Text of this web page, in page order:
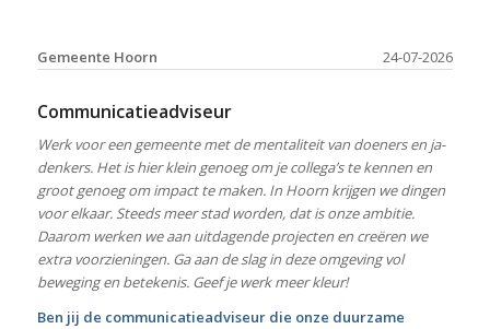
24-07-2026
Gemeente Hoorn
Communicatieadviseur
Werk voor een gemeente met de mentaliteit van doeners en ja-
denkers. Het is hier klein genoeg om je collega’s te kennen en
groot genoeg om impact te maken. In Hoorn krijgen we dingen
voor elkaar. Steeds meer stad worden, dat is onze ambitie.
Daarom werken we aan uitdagende projecten en creëren we
extra voorzieningen. Ga aan de slag in deze omgeving vol
beweging en betekenis. Geef je werk meer kleur!
Ben jij de communicatieadviseur die onze duurzame